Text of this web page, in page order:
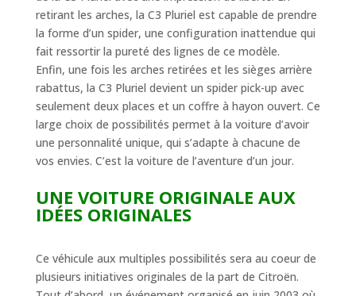
retirant les arches, la C3 Pluriel est capable de prendre
la forme d’un spider, une configuration inattendue qui
fait ressortir la pureté des lignes de ce modèle.
Enfin, une fois les arches retirées et les sièges arrière
rabattus, la C3 Pluriel devient un spider pick-up avec
seulement deux places et un coffre à hayon ouvert. Ce
large choix de possibilités permet à la voiture d’avoir
une personnalité unique, qui s’adapte à chacune de
vos envies. C’est la voiture de l’aventure d’un jour.
UNE VOITURE ORIGINALE AUX
IDÉES ORIGINALES
Ce véhicule aux multiples possibilités sera au coeur de
plusieurs initiatives originales de la part de Citroën.